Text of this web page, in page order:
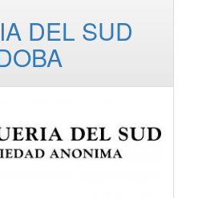
DEL SUD